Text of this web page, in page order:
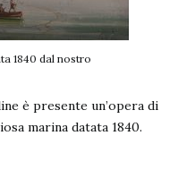
1840 dal nostro
è presente un’opera di
marina datata 1840.